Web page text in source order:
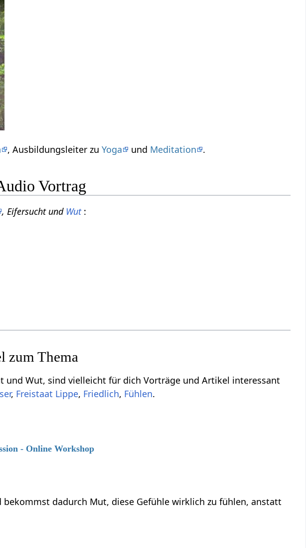
, Ausbildungsleiter zuYoga und Meditation .
Vortrag
, Eifersucht und Wut :
zum Thema
und Wut, sind vielleicht für dich Vorträge und Artikel interessant
, Freistaat Lippe, Friedlich, Fühlen.
- Online Workshop
dadurch Mut, diese Gefühle wirklich zu fühlen, anstatt